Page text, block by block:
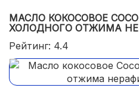
МАСЛО КОКОСОВОЕ
ХОЛОДНОГО ОТЖИМА
Рейтинг: 4.4